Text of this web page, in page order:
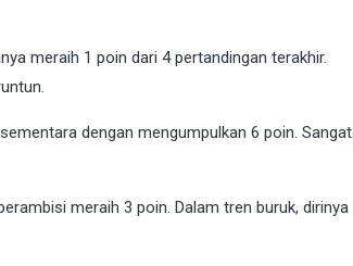
meraih 1 poin dari 4 pertandingan terakhir.
dengan mengumpulkan 6 poin. Sangat
meraih 3 poin. Dalam tren buruk, dirinya